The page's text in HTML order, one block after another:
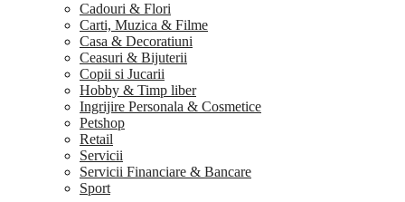
Cadouri & Flori
Carti, Muzica & Filme
Casa & Decoratiuni
Ceasuri & Bijuterii
Copii si Jucarii
Hobby & Timp liber
Ingrijire Personala & Cosmetice
Petshop
Retail
Servicii
Servicii Financiare & Bancare
Sport